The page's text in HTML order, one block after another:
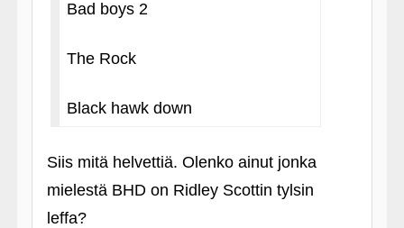
Bad boys 2
The Rock
Black hawk down
Siis mitä helvettiä. Olenko ainut jonka
mielestä BHD on Ridley Scottin tylsin
leffa?